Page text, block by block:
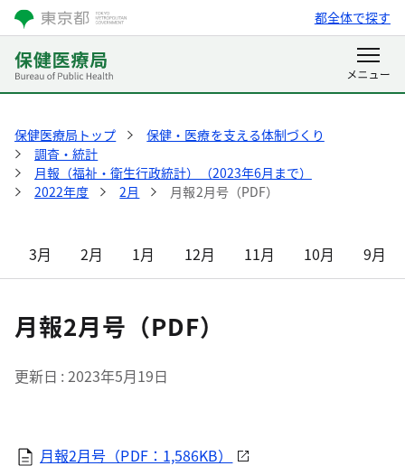
都全体で探す
保健医療局トップ
保健・医療を支える体制づくり
調査・統計
月報（福祉・衛生行政統計）（2023年6月まで）
2022年度
2月 月報2月号（PDF）
3月 2月 1月 12月 11月 10月 9月
月報2月号（PDF）
更新日 2023年5月19日
月報2月号（PDF：1,586KB）